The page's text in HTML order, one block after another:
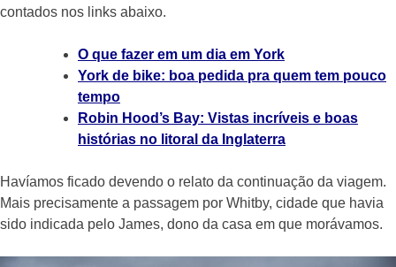
contados nos links abaixo.
O que fazer em um dia em York
York de bike: boa pedida pra quem tem pouco
tempo
Robin Hood’s Bay: Vistas incríveis e boas
histórias no litoral da Inglaterra
Havíamos ficado devendo o relato da continuação da viagem.
Mais precisamente a passagem por Whitby, cidade que havia
sido indicada pelo James, dono da casa em que morávamos.